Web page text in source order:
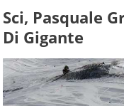
Sci, Pasquale
Di Gigante